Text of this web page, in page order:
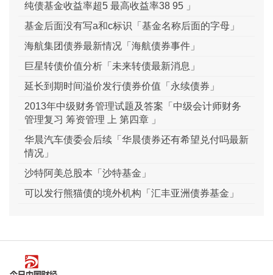
纯债基金收益率超5 最高收益率38 95 」
基金后面没有写a和c标识「基金名称后面的字母」
海航集团债券最新情况「海航债券事件」
巨星转债价值分析「未来转债最新消息」
延长到期时间溢价发行债券价值「永续债券」
2013年中级财务管理试题及答案「中级会计师财务
管理复习 筹资管理 上 第四章 」
华晨汽车债委会后续「华晨债券还有希望兑付吗最新
情况」
沙特阿美总股本「沙特基金」
可以发行熊猫债的境外机构「汇丰亚洲债券基金」